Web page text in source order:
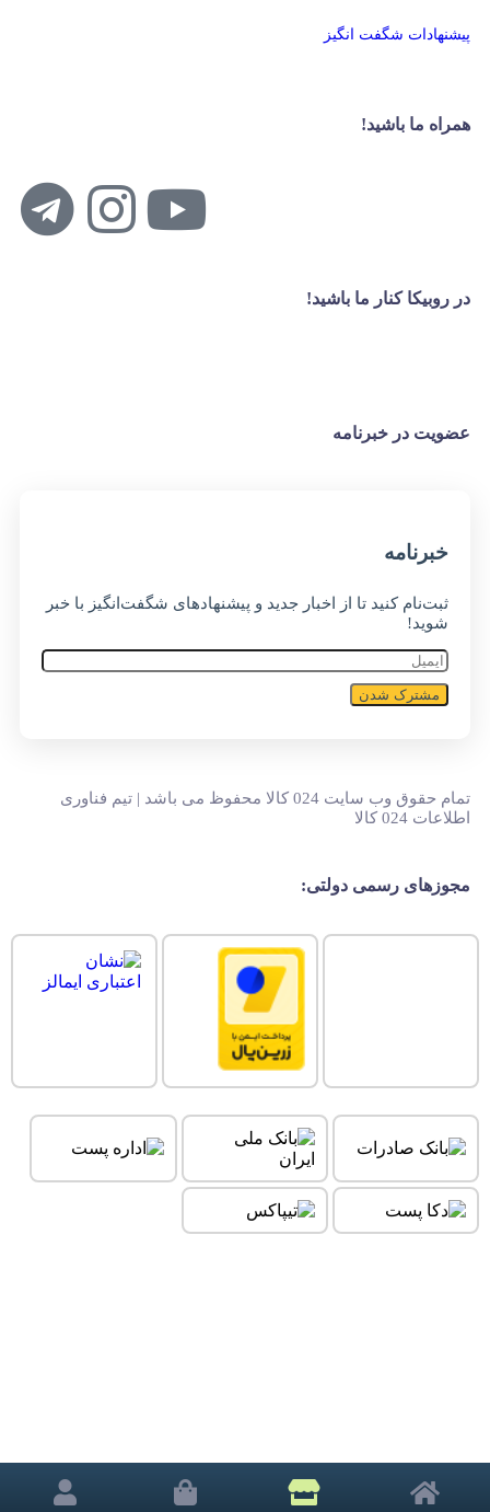
پیشنهادات شگفت انگیز
همراه ما باشید!
در روبیکا کنار ما باشید!
عضویت در خبرنامه
خبر‌نامه
ثبت‌نام کنید تا از اخبار جدید و پیشنهاد‌های شگفت‌انگیز با خبر
شوید!
مشترک شدن
تمام حقوق وب سایت 024 کالا محفوظ می باشد | تیم فناوری
اطلاعات 024 کالا
مجوزهای رسمی دولتی: